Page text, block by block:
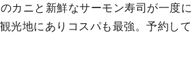
カニと新鮮なサーモン寿司が一度に
光地にありコスパも最強。予約して